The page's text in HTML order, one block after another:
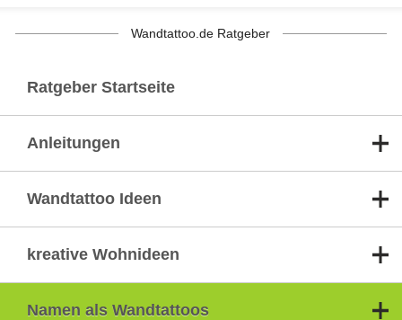
Wandtattoo.de Ratgeber
Ratgeber Startseite
Anleitungen
Wandtattoo Ideen
kreative Wohnideen
Namen als Wandtattoos